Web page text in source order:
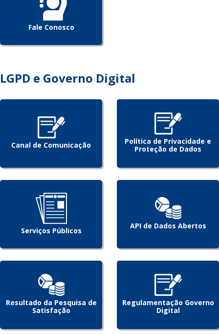
Fale Conosco
LGPD e Governo Digital
Canal de Comunicação
Política de Privacidade e
Proteção de Dados
Serviços Públicos
API de Dados Abertos
Resultado da Pesquisa de
Satisfação
Regulamentação Governo
Digital